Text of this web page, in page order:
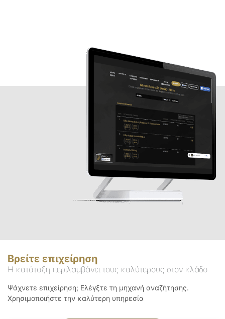
Βρείτε επιχείρηση
Η κατάταξη περιλαμβάνει τους καλύτερους στον κλάδο
Ψάχνετε επιχείρηση; Ελέγξτε τη μηχανή αναζήτησης.
Χρησιμοποιήστε την καλύτερη υπηρεσία